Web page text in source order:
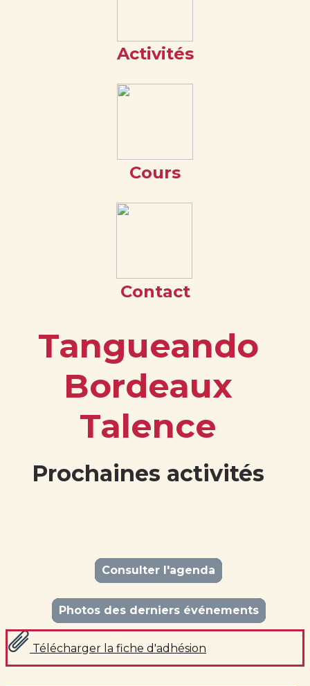
Activités
Cours
Contact
Tangueando
Bordeaux
Talence
Prochaines activités
Consulter l'agenda
Photos des derniers événements
Télécharger la fiche d'adhésion